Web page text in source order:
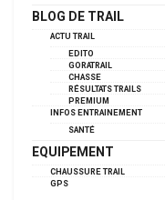
BLOG DE TRAIL
ACTU TRAIL
EDITO
GORATRAIL
CHASSE
RÉSULTATS TRAILS
PREMIUM
INFOS ENTRAINEMENT
SANTÉ
EQUIPEMENT
CHAUSSURE TRAIL
GPS